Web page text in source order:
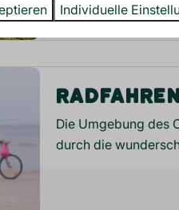
Die Umgebung des
durch die
Individuelle